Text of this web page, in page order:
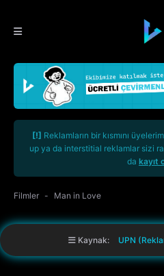
[!] Reklamların bir kısmını
up ya da interstitial reklamlar sizi
da kayıt
Filmler Man in Love
Kaynak: UPN